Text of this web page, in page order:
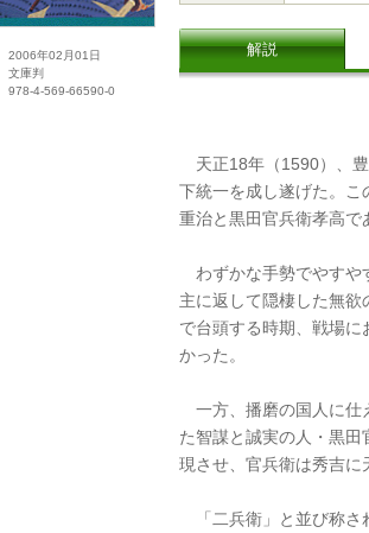
2006年02月01日
文庫判
978-4-569-66590-0
解説
天正18年（1590）、
下統一を成し遂げた。
重治と黒田官兵衛孝高で
わずかな手勢でやすや
主に返して隠棲した無欲
で台頭する時期、戦場に
かった。
一方、播磨の国人に仕
た智謀と誠実の人・黒
現させ、官兵衛は秀吉に
「二兵衛」と並び称さ